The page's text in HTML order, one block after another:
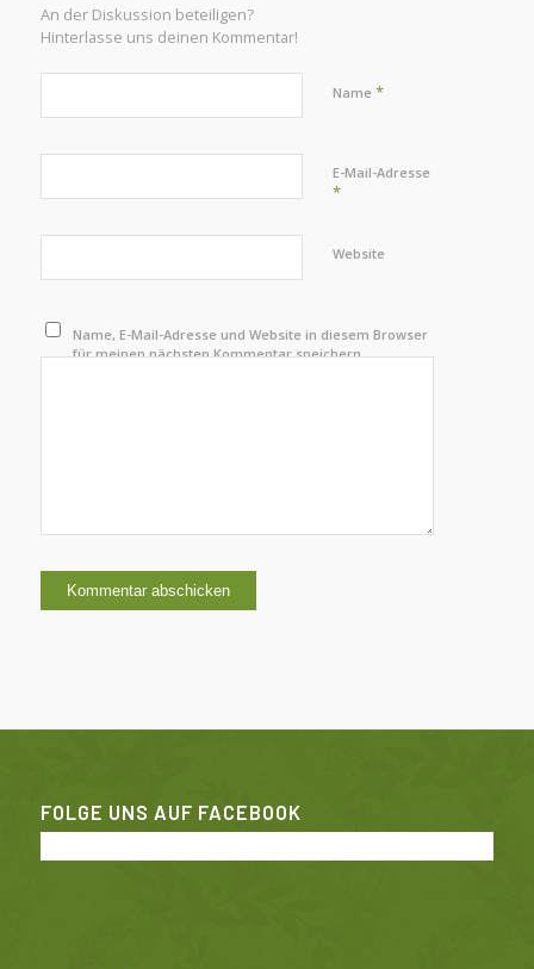
An der Diskussion beteiligen?
Hinterlasse uns deinen Kommentar!
Name *
E-Mail-Adresse
*
Website
Name, E-Mail-Adresse und Website in diesem Browser
für meinen nächsten Kommentar speichern.
FOLGE UNS AUF FACEBOOK